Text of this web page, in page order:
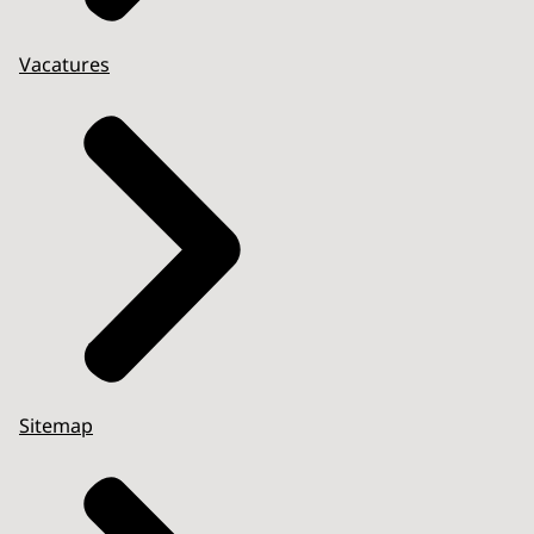
Vacatures
Sitemap